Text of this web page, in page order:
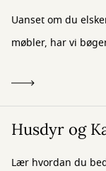
Uanset om du
møbler, har vi
Husdyr og
Lær hvordan du